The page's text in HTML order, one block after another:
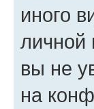
иного
личной
вы не
на